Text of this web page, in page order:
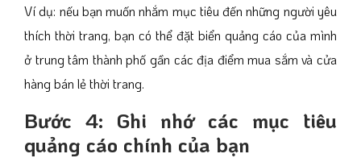
Ví dụ: nếu bạn muốn nhắm mục tiêu đến những người yêu
thích thời trang, bạn có thể đặt biển quảng cáo của mình
ở trung tâm thành phố gần các địa điểm mua sắm và cửa
hàng bán lẻ thời trang.
Bước 4: Ghi nhớ các mục tiêu
quảng cáo chính của bạn